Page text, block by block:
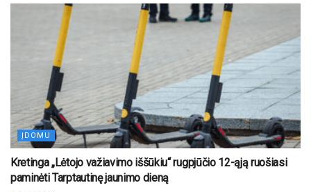
ĮDOMU
Kretinga „Lėtojo važiavimo iššūkiu“ rugpjūčio 12-ąją ruošiasi
paminėti Tarptautinę jaunimo dieną